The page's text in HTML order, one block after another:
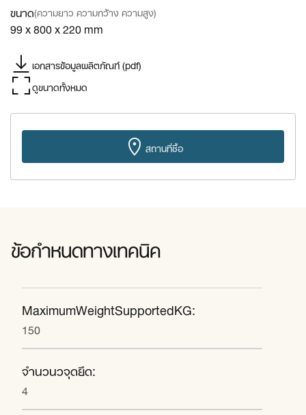
ขนาด(ความยาว ความกว้าง ความสูง)
99 x 800 x 220 mm
เอกสารข้อมูลผลิตภัณฑ์ (pdf)
ดูขนาดทั้งหมด
สถานที่ซื้อ
ข้อกำหนดทางเทคนิค
MaximumWeightSupportedKG:
150
จำนวนวจุดยึด:
4